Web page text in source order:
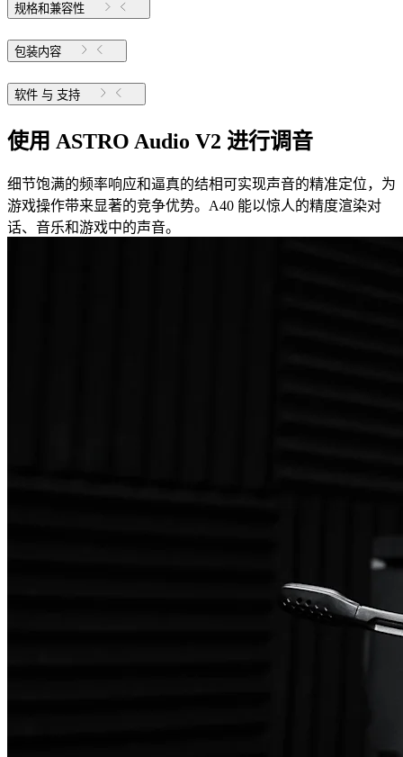
规格和兼容性
包装内容
软件 与 支持
使用 ASTRO Audio V2 进行调音
细节饱满的频率响应和逼真的结相可实现声音的精准定位，为
游戏操作带来显著的竞争优势。A40 能以惊人的精度渲染对
话、音乐和游戏中的声音。